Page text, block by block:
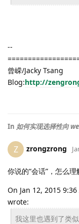
--
曾嵘/Jacky Tsang
Blog:http://
In 如何实现选择性向
Z zrongzrong
你说的“会话”，怎么理
On Jan 12, 2015
wrote:
我这里也遇到了类似